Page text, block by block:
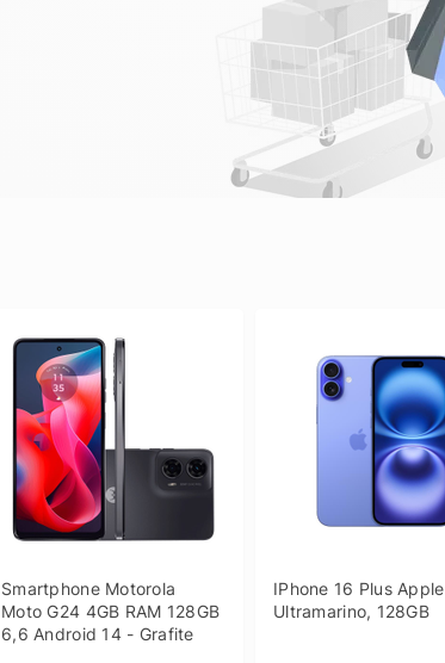
Smartphone Motorola
Moto G24 4GB RAM 128GB
6,6 Android 14 - Grafite
IPhone 16 Plus Apple
Ultramarino, 128GB